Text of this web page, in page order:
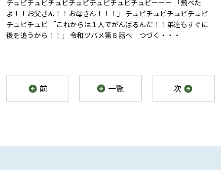
チュビチュビチュビチュビチュビチュビチュビーーー 「飛べた
よ！！お父さん！！お母さん！！！」 チュビチュビチュビチュビ
チュビチュビ 「これからは１人でがんばるんだ！！弟達もすぐに
後を追うから！！」 令和ツバメ第８話へ つづく・・・
前 一覧 次